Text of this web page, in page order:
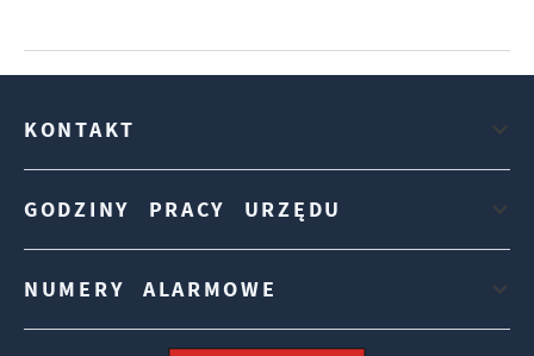
KONTAKT
GODZINY PRACY URZĘDU
NUMERY ALARMOWE